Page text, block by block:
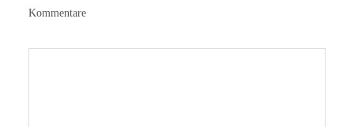
Kommentare